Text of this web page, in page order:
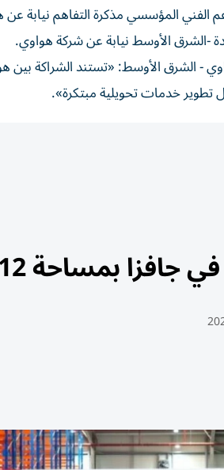
الفني المؤسسي مذكرة التفاهم نيابة
-الشرق الأوسط نيابة عن شركة هواوي.
- الشرق الأوسط: «تستند الشراكة
تطوير خدمات تحويلية مبتكرة».
12 ألف متر مربع